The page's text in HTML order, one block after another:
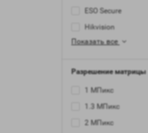
ESO Secure
Hikvision
Показать все
Разрешение матрицы
1 МПикс
1.3 МПикс
2 МПикс